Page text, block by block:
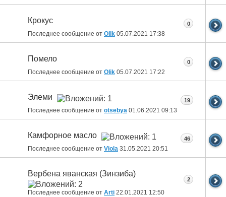
Крокус
Последнее сообщение от Olik 05.07.2021 17:38
0
Помело
Последнее сообщение от Olik 05.07.2021 17:22
0
Элеми
Последнее сообщение от otsebya 01.06.2021 09:13
19
Камфорное масло
Последнее сообщение от Viola 31.05.2021 20:51
46
Вербена яванская (Зинзиба)
Последнее сообщение от Arti 22.01.2021 12:50
2